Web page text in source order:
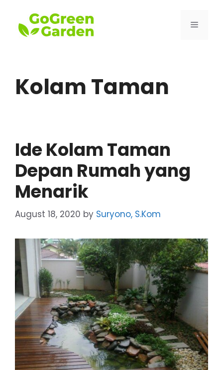
content
Menu
Kolam Taman
Ide Kolam Taman
Depan Rumah yang
Menarik
August 18, 2020 by Suryono, S.Kom